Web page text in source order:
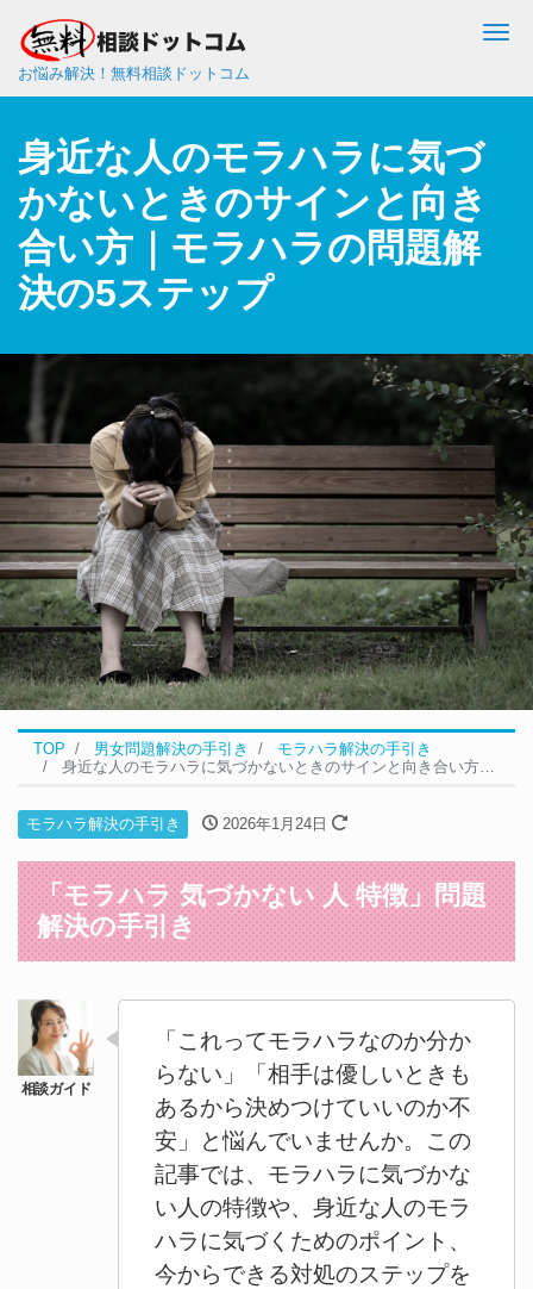
お悩み解決！無料相談ドットコム
身近な人のモラハラに気づ
かないときのサインと向き
合い方｜モラハラの問題解
決の5ステップ
TOP 男女問題解決の手引き
モラハラ解決の手引き
身近な人のモラハラに気づかないときのサインと向き合い方｜モラハラの問題解決の5ステップ
モラハラ解決の手引き 2026年1月24日
「モラハラ 気づかない 人 特徴」問題
解決の手引き
「これってモラハラなのか分か
らない」「相手は優しいときも
あるから決めつけていいのか不
安」と悩んでいませんか。この
記事では、モラハラに気づかな
い人の特徴や、身近な人のモラ
ハラに気づくためのポイント、
今からできる対処のステップを